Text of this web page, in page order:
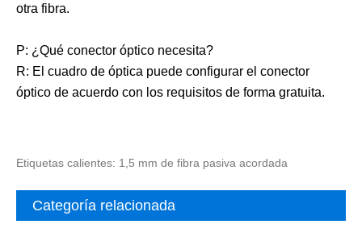
otra fibra.
P: ¿Qué conector óptico necesita?
R: El cuadro de óptica puede configurar el conector
óptico de acuerdo con los requisitos de forma gratuita.
Etiquetas calientes: 1,5 mm de fibra pasiva acordada
Categoría relacionada